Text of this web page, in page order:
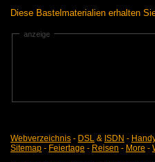
Diese Bastelmaterialien erhalten
anzeige
Webverzeichnis - DSL & ISDN -
Sitemap - Feiertage - Reisen - More -